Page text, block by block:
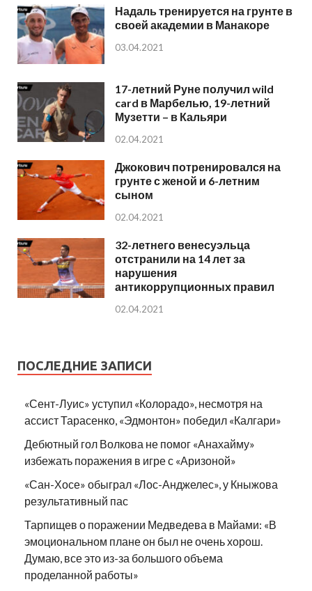
Надаль тренируется на грунте в
своей академии в Манакоре
03.04.2021
17-летний Руне получил wild
card в Марбелью, 19-летний
Музетти – в Кальяри
02.04.2021
Джокович потренировался на
грунте с женой и 6-летним
сыном
02.04.2021
32-летнего венесуэльца
отстранили на 14 лет за
нарушения
антикоррупционных правил
02.04.2021
ПОСЛЕДНИЕ ЗАПИСИ
«Сент-Луис» уступил «Колорадо», несмотря на
ассист Тарасенко, «Эдмонтон» победил «Калгари»
Дебютный гол Волкова не помог «Анахайму»
избежать поражения в игре с «Аризоной»
«Сан-Хосе» обыграл «Лос-Анджелес», у Кныжова
результативный пас
Тарпищев о поражении Медведева в Майами: «В
эмоциональном плане он был не очень хорош.
Думаю, все это из-за большого объема
проделанной работы»